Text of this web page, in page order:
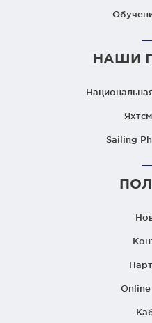
НАШИ
Sailing
Online